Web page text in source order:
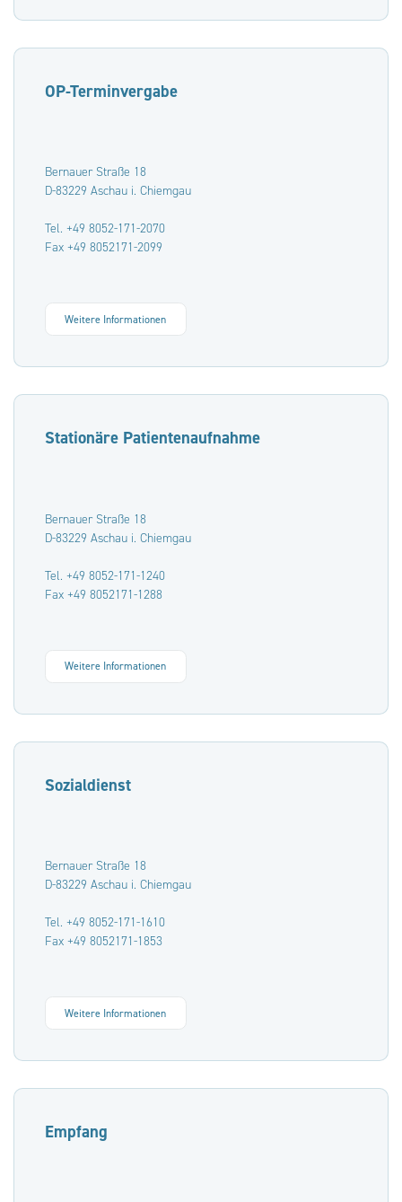
OP-Terminvergabe
Bernauer Straße 18
D-83229 Aschau i. Chiemgau
Tel. +49 8052-171-2070
Fax +49 8052171-2099
Weitere Informationen
Stationäre Patientenaufnahme
Bernauer Straße 18
D-83229 Aschau i. Chiemgau
Tel. +49 8052-171-1240
Fax +49 8052171-1288
Weitere Informationen
Sozialdienst
Bernauer Straße 18
D-83229 Aschau i. Chiemgau
Tel. +49 8052-171-1610
Fax +49 8052171-1853
Weitere Informationen
Empfang